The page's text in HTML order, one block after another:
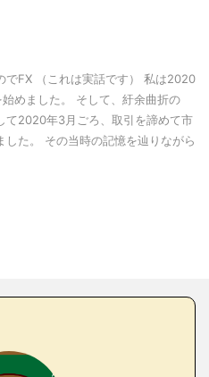
でFX （これは実話です） 私は2020
めました。 そして、紆余曲折の
て2020年3月ごろ、取引を諦めて市
した。 その当時の記憶を辿りながら